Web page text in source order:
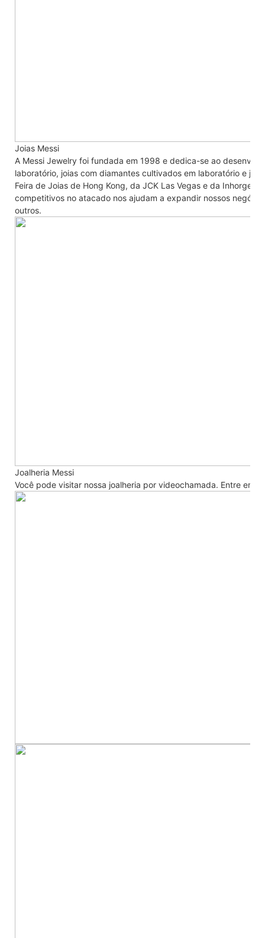
Joias Messi
A Messi Jewelry foi fundada em 1998 e dedica-se ao
laboratório, joias com diamantes cultivados em laboratório e
Feira de Joias de Hong Kong, da JCK Las Vegas e da
competitivos no atacado nos ajudam a expandir nossos
outros.
Joalheria Messi
Você pode visitar nossa joalheria por videochamada. Entre em